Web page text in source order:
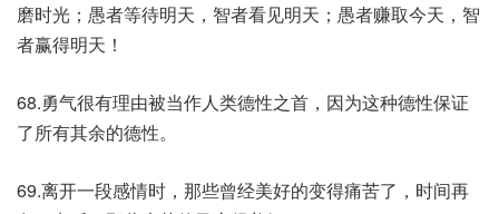
磨时光；愚者等待明天，智者看见明天；愚者赚取今天，智
者赢得明天！
68.勇气很有理由被当作人类德性之首，因为这种德性保证
了所有其余的德性。
69.离开一段感情时，那些曾经美好的变得痛苦了，时间再